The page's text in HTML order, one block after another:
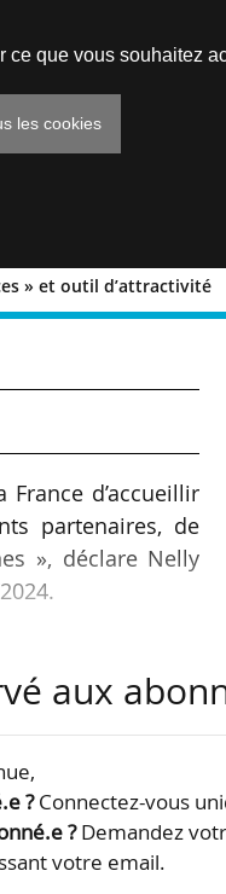
» et outil d’attractivité
pas
d’accueillir
partenaires, de
», déclare Nelly
Campus France.
d’enseignement
pays du…
aux
?Connectez-vous
?Demandez
votre email.
ce que vous souhaitez
les cookies